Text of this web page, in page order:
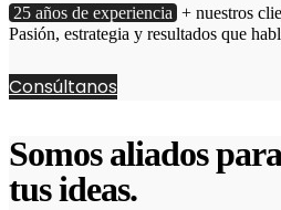
25 años de experiencia + nuestros
Pasión, estrategia y resultados que
Consúltanos
Somos aliados para
tus ideas.